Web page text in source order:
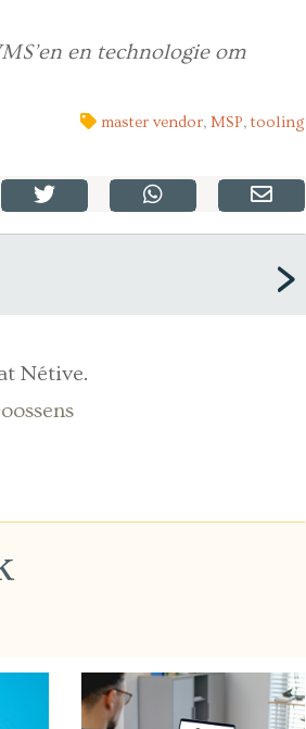
en technologie om
master vendor,MSP,tooling
Nétive.